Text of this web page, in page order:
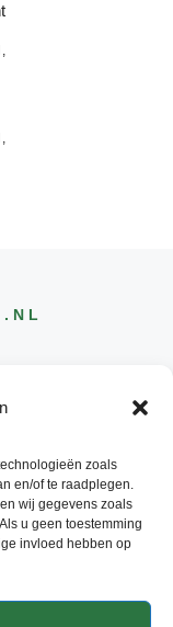
zoals
en/of te raadplegen.
wij gegevens zoals
u geen toestemming
invloed hebben op
,
,
.NL
.NL